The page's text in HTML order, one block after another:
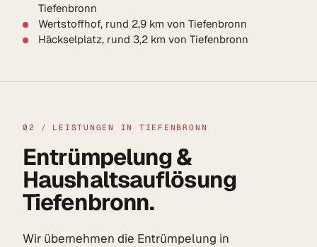
Tiefenbronn
Wertstoffhof, rund 2,9 km von Tiefenbronn
Häckselplatz, rund 3,2 km von Tiefenbronn
02 / LEISTUNGEN IN TIEFENBRONN
Entrümpelung &
Haushaltsauflösung
Tiefenbronn.
Wir übernehmen die Entrümpelung in